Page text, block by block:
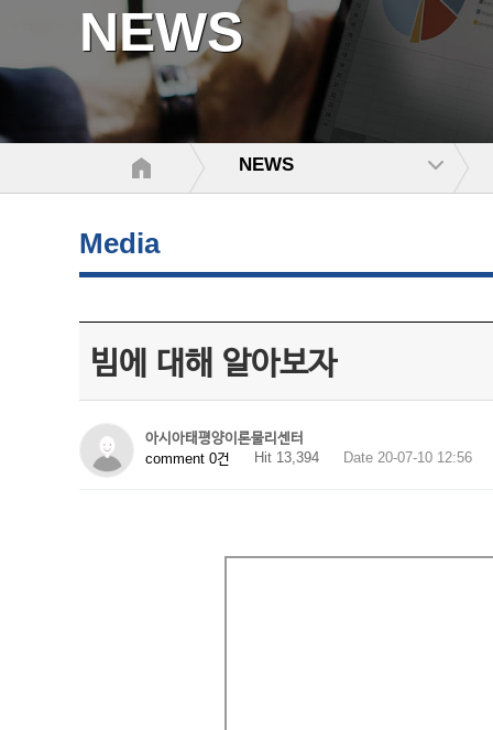
NEWS
NEWS
Media
빔에 대해 알아보자
아시아태평양이론물리센터
comment 0건
Hit 13,394 Date 20-07-10 12:56